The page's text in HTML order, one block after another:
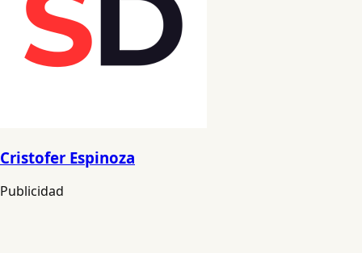
Cristofer Espinoza
Publicidad